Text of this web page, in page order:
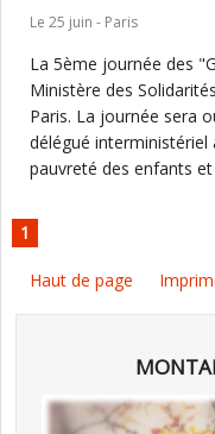
Le 25 juin - Paris
La 5ème journée des
Ministère des
Paris. La journée sera
délégué
pauvreté des enfants
1
Haut de page